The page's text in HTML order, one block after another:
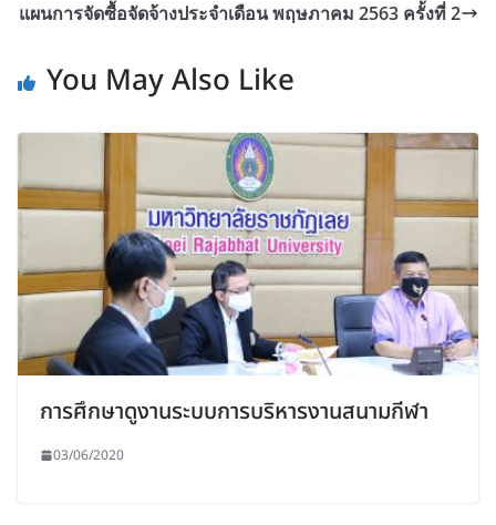
แผนการจัดซื้อจัดจ้างประจำเดือน พฤษภาคม 2563 ครั้งที่ 2
You May Also Like
การศึกษาดูงานระบบการบริหารงานสนามกีฬา
03/06/2020